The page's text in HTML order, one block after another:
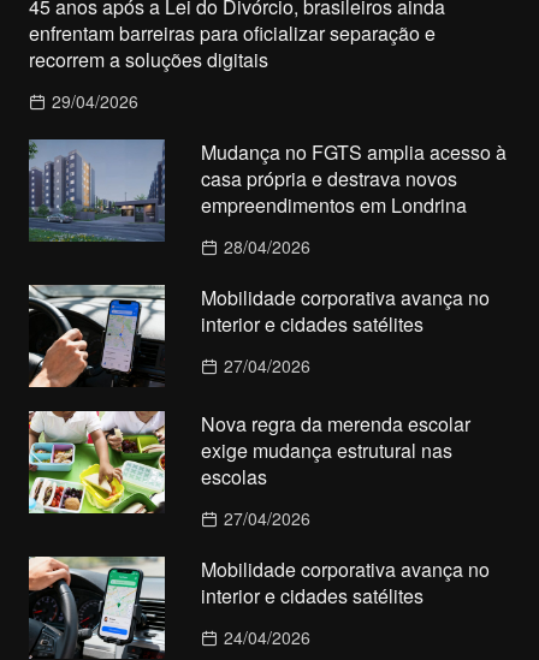
45 anos após a Lei do Divórcio, brasileiros ainda
enfrentam barreiras para oficializar separação e
recorrem a soluções digitais
29/04/2026
Mudança no FGTS amplia acesso à
casa própria e destrava novos
empreendimentos em Londrina
28/04/2026
Mobilidade corporativa avança no
interior e cidades satélites
27/04/2026
Nova regra da merenda escolar
exige mudança estrutural nas
escolas
27/04/2026
Mobilidade corporativa avança no
interior e cidades satélites
24/04/2026